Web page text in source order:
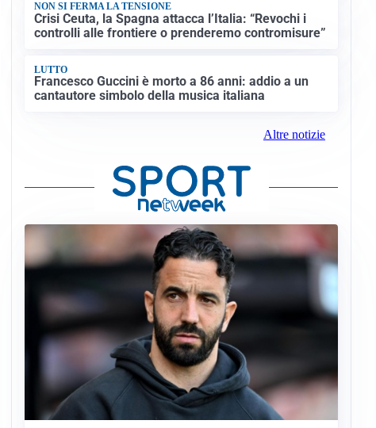
NON SI FERMA LA TENSIONE
Crisi Ceuta, la Spagna attacca l’Italia: “Revochi i
controlli alle frontiere o prenderemo contromisure”
LUTTO
Francesco Guccini è morto a 86 anni: addio a un
cantautore simbolo della musica italiana
Altre notizie